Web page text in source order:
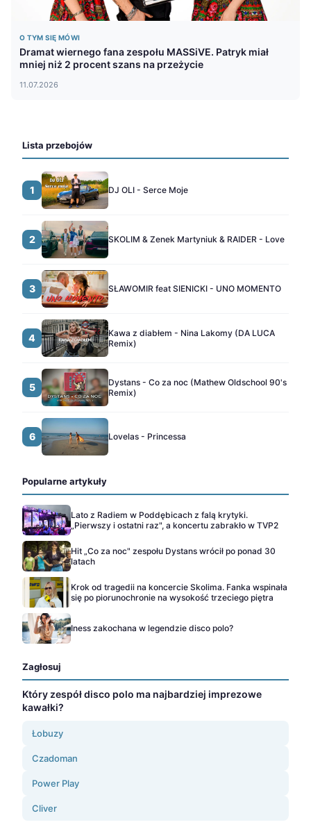
O TYM SIĘ MÓWI
Dramat wiernego fana zespołu MASSiVE. Patryk miał
mniej niż 2 procent szans na przeżycie
11.07.2026
Lista przebojów
1 DJ OLI - Serce Moje
2 SKOLIM & Zenek Martyniuk & RAIDER - Love
3 SŁAWOMIR feat SIENICKI - UNO MOMENTO
4
Kawa z diabłem - Nina Lakomy (DA LUCA
Remix)
5
Dystans - Co za noc (Mathew Oldschool 90's
Remix)
6 Lovelas - Princessa
Popularne artykuły
Lato z Radiem w Poddębicach z falą krytyki.
„Pierwszy i ostatni raz", a koncertu zabrakło w TVP2
Hit „Co za noc" zespołu Dystans wrócił po ponad 30
latach
Krok od tragedii na koncercie Skolima. Fanka wspinała
się po piorunochronie na wysokość trzeciego piętra
Iness zakochana w legendzie disco polo?
Zagłosuj
Który zespół disco polo ma najbardziej imprezowe
kawałki?
Łobuzy
Czadoman
Power Play
Cliver